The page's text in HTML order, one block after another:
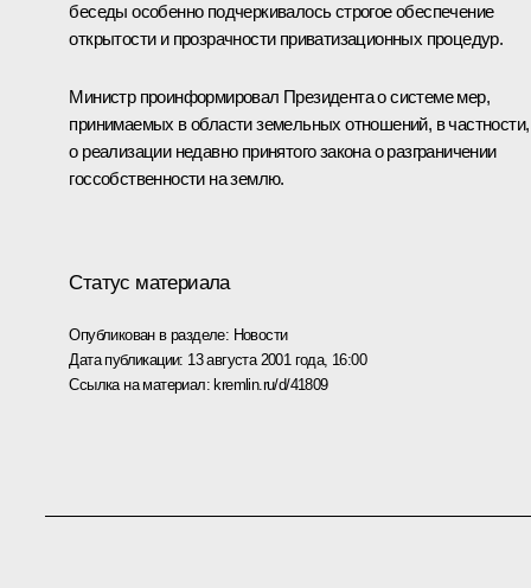
беседы особенно подчеркивалось строгое обеспечение
открытости и прозрачности приватизационных процедур.
Министр проинформировал Президента о системе мер,
принимаемых в области земельных отношений, в частности,
о реализации недавно принятого закона о разграничении
госсобственности на землю.
Статус материала
Опубликован в разделе: Новости
Дата публикации: 13 августа 2001 года, 16:00
Ссылка на материал:kremlin.ru/d/41809